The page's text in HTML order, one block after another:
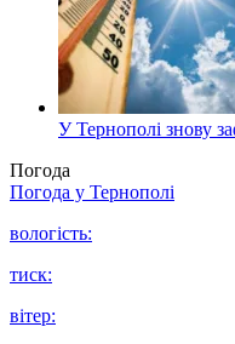
У Тернополі знову
Погода
Погода у Тернополі
вологість:
тиск:
вітер: